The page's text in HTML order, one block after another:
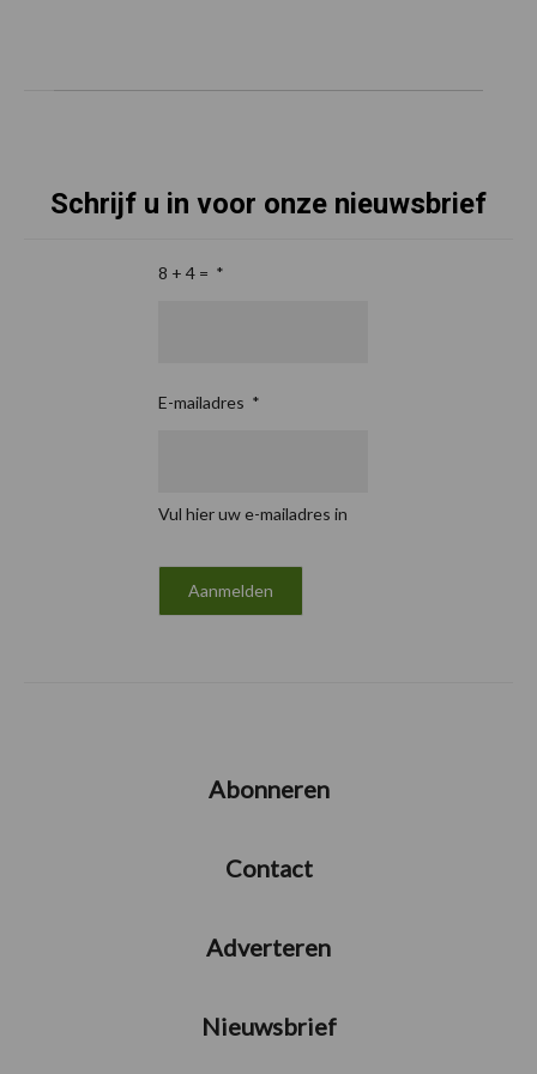
Schrijf u in voor onze nieuwsbrief
8 + 4 = *
E-mailadres *
Vul hier uw e-mailadres in
Abonneren
Contact
Adverteren
Nieuwsbrief